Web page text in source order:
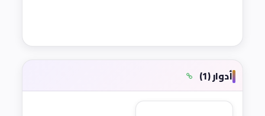
أدوار (1)